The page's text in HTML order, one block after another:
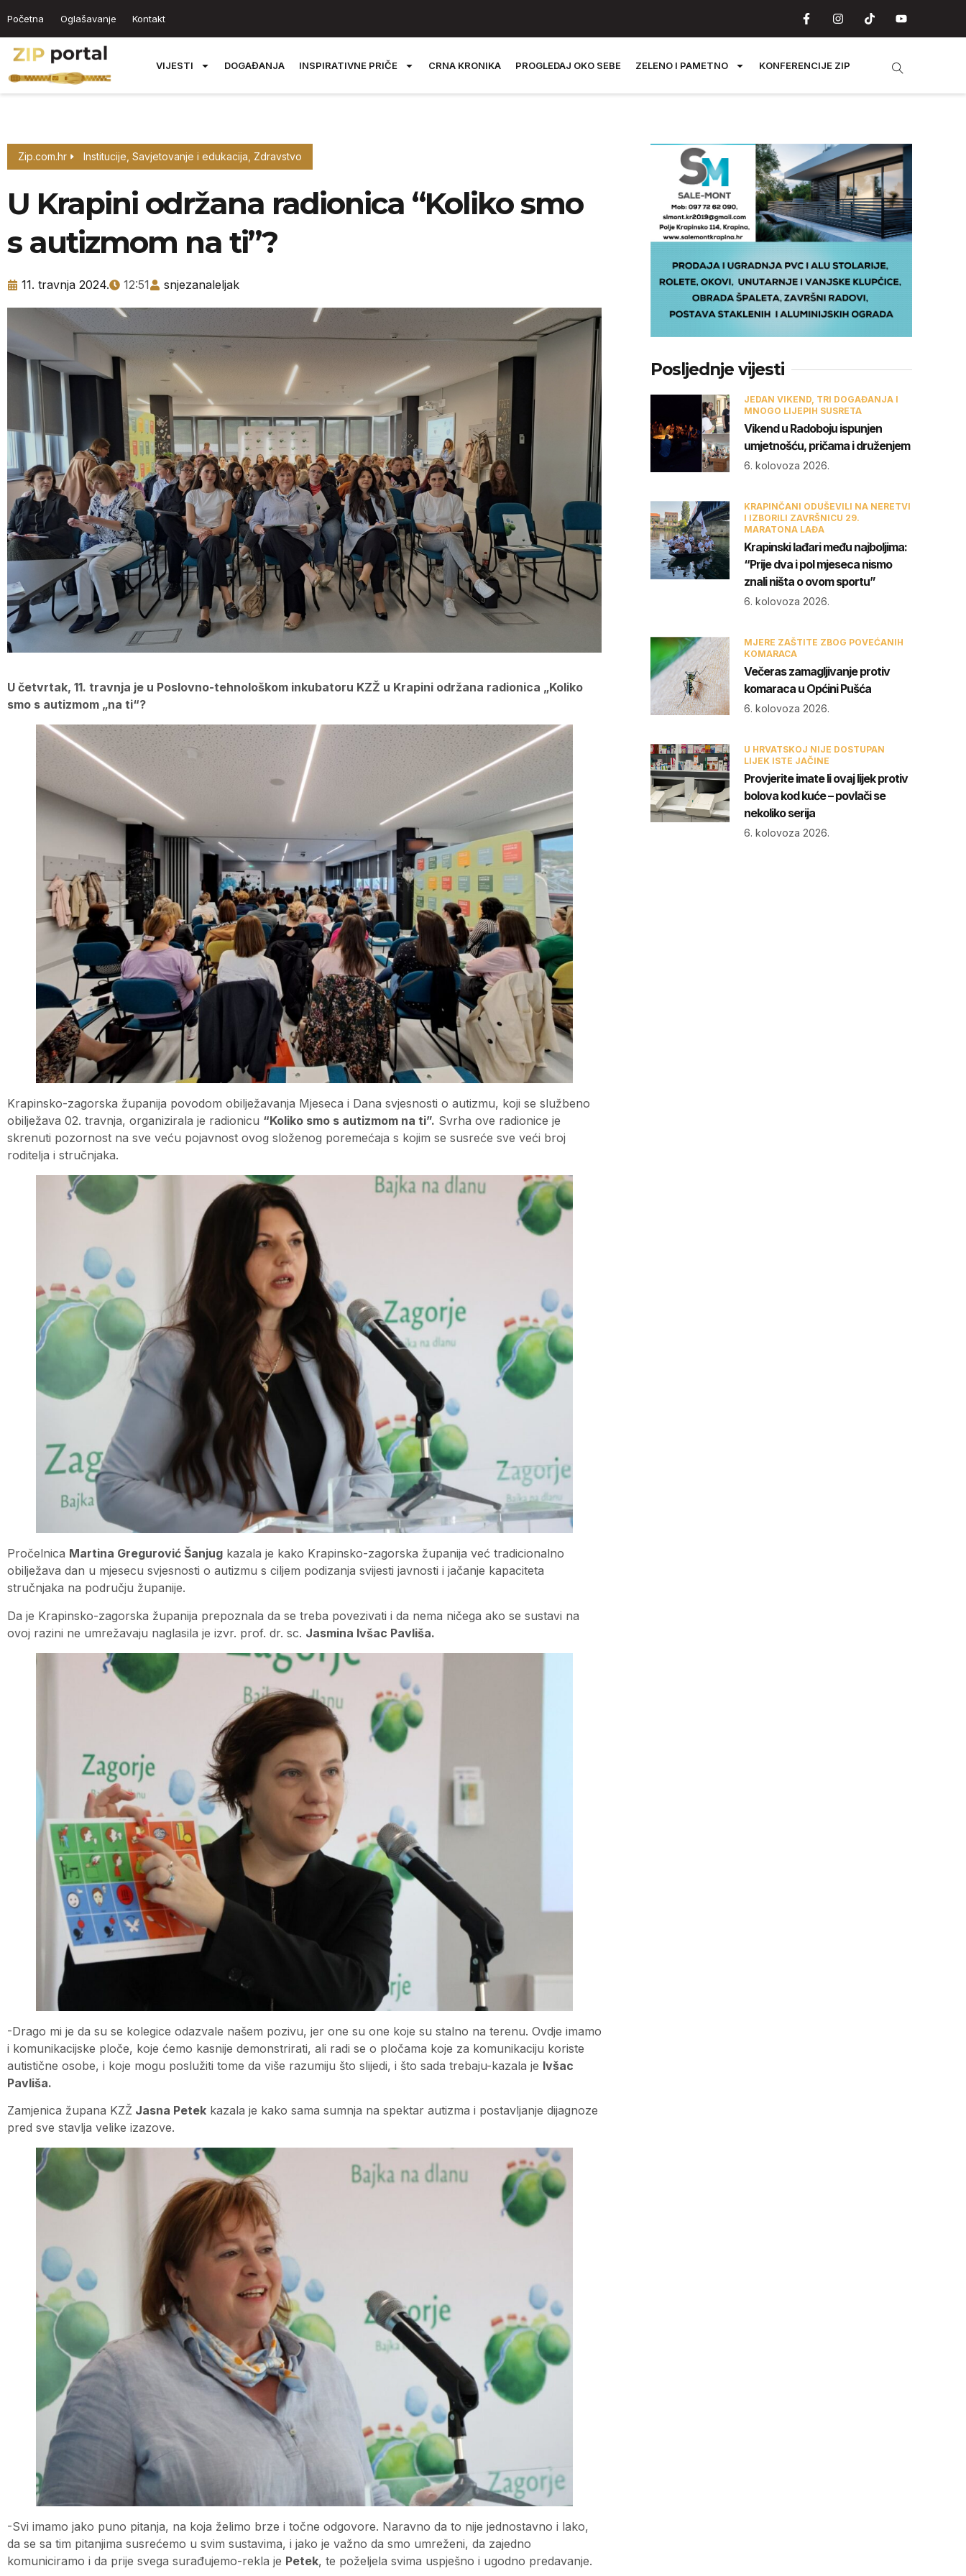
Početna Oglašavanje Kontakt
VIJESTI DOGAĐANJA INSPIRATIVNE PRIČE CRNA KRONIKA PROGLEDAJ OKO SEBE ZELENO I PAMETNO KONFERENCIJE ZIP
Zip.com.hr Institucije Savjetovanje i edukacija Zdravstvo
U Krapini održana radionica “Koliko smo
s autizmom na ti”?
11. travnja 2024. 12:51 snjezanaleljak
U četvrtak, 11. travnja je u Poslovno-tehnološkom inkubatoru KZŽ u Krapini održana radionica „Koliko
smo s autizmom „na ti“?
Krapinsko-zagorska županija povodom obilježavanja Mjeseca i Dana svjesnosti o autizmu, koji se službeno
obilježava 02. travnja, organizirala je radionicu “Koliko smo s autizmom na ti”. Svrha ove radionice je
skrenuti pozornost na sve veću pojavnost ovog složenog poremećaja s kojim se susreće sve veći broj
roditelja i stručnjaka.
Pročelnica Martina Gregurović Šanjug kazala je kako Krapinsko-zagorska županija već tradicionalno
obilježava dan u mjesecu svjesnosti o autizmu s ciljem podizanja svijesti javnosti i jačanje kapaciteta
stručnjaka na području županije.
Da je Krapinsko-zagorska županija prepoznala da se treba povezivati i da nema ničega ako se sustavi na
ovoj razini ne umrežavaju naglasila je izvr. prof. dr. sc. Jasmina Ivšac Pavliša.
-Drago mi je da su se kolegice odazvale našem pozivu, jer one su one koje su stalno na terenu. Ovdje imamo
i komunikacijske ploče, koje ćemo kasnije demonstrirati, ali radi se o pločama koje za komunikaciju koriste
autistične osobe, i koje mogu poslužiti tome da više razumiju što slijedi, i što sada trebaju-kazala je Ivšac
Pavliša.
Zamjenica župana KZŽ Jasna Petek kazala je kako sama sumnja na spektar autizma i postavljanje dijagnoze
pred sve stavlja velike izazove.
-Svi imamo jako puno pitanja, na koja želimo brze i točne odgovore. Naravno da to nije jednostavno i lako,
da se sa tim pitanjima susrećemo u svim sustavima, i jako je važno da smo umreženi, da zajedno
komuniciramo i da prije svega surađujemo-rekla je Petek, te poželjela svima uspješno i ugodno predavanje.
Posljednje vijesti
JEDAN VIKEND, TRI DOGAĐANJA I
MNOGO LIJEPIH SUSRETA
Vikend u Radoboju ispunjen
umjetnošću, pričama i druženjem
6. kolovoza 2026.
KRAPINČANI ODUŠEVILI NA NERETVI
I IZBORILI ZAVRŠNICU 29.
MARATONA LAĐA
Krapinski lađari među najboljima:
“Prije dva i pol mjeseca nismo
znali ništa o ovom sportu”
6. kolovoza 2026.
MJERE ZAŠTITE ZBOG POVEĆANIH
KOMARACA
Večeras zamagljivanje protiv
komaraca u Općini Pušća
6. kolovoza 2026.
U HRVATSKOJ NIJE DOSTUPAN
LIJEK ISTE JAČINE
Provjerite imate li ovaj lijek protiv
bolova kod kuće – povlači se
nekoliko serija
6. kolovoza 2026.